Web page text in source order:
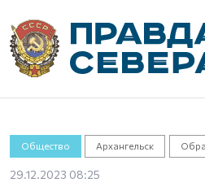
Общество Архангельск
29.12.2023 08:25